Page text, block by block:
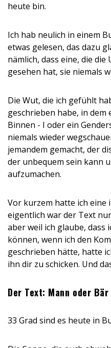
heute bin.
Ich hab neulich in einem
etwas gelesen, das dazu
nämlich, dass eine, die
gesehen hat, sie niemals
Die Wut, die ich gefühlt
geschrieben habe, in dem
Binnen - I oder ein
niemals wieder
jemandem gemacht, der
der unbequem sein kann
aufzumachen.
Vor kurzem hatte ich eine
eigentlich war der Text
aber weil ich glaube, dass
können, wenn ich den
geschrieben hätte, hatte
ihn dir zu schicken. Und
Der Text: Mann oder Bär
33 Grad sind es heute in